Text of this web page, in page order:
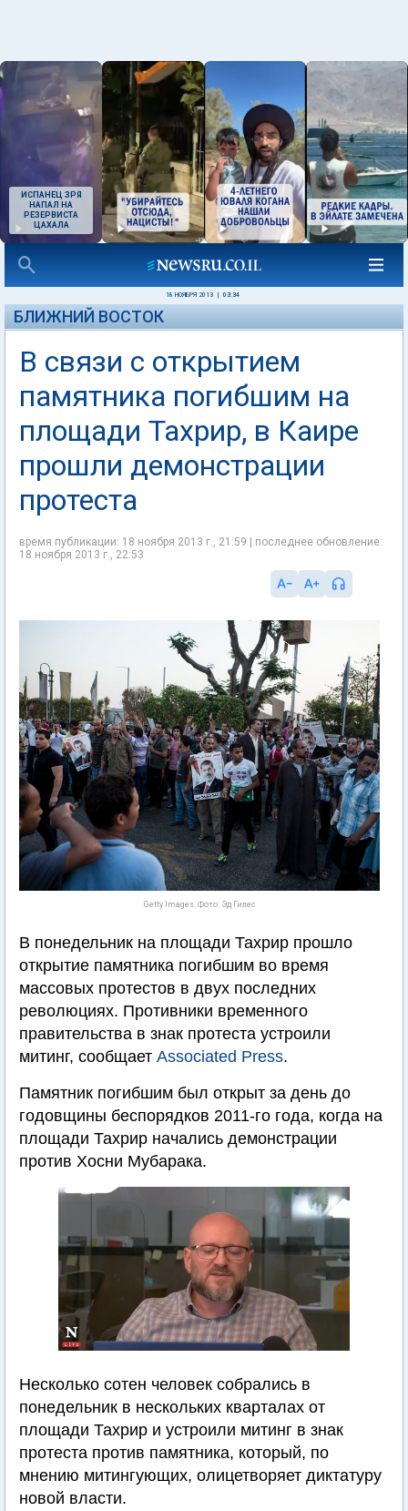
ИСПАНЕЦ ЗРЯ
НАПАЛ НА
РЕЗЕРВИСТА
ЦАХАЛА
18 НОЯБРЯ 2013 03:34
БЛИЖНИЙ ВОСТОК
В связи с открытием
памятника погибшим на
площади Тахрир, в Каире
прошли демонстрации
протеста
время публикации: 18 ноября 2013 г., 21:59 | последнее обновление:
18 ноября 2013 г., 22:53
Getty Images. Фото: Эд Гилес
В понедельник на площади Тахрир прошло
открытие памятника погибшим во время
массовых протестов в двух последних
революциях. Противники временного
правительства в знак протеста устроили
митинг, сообщает Associated Press.
Памятник погибшим был открыт за день до
годовщины беспорядков 2011-го года, когда на
площади Тахрир начались демонстрации
против Хосни Мубарака.
Несколько сотен человек собрались в
понедельник в нескольких кварталах от
площади Тахрир и устроили митинг в знак
протеста против памятника, который, по
мнению митингующих, олицетворяет диктатуру
новой власти.